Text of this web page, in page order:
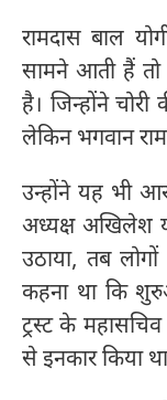
रामदास बाल
सामने आती हैं तो
है। जिन्होंने
लेकिन भगवान
उन्होंने यह भी
अध्यक्ष अखिलेश
उठाया, तब
कहना था कि
ट्रस्ट के
से इनकार किया